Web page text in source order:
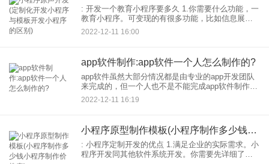
: 开发一个教育小程序要多久 1.你需要什么功能，一
教育小程序。可变现的有很多功能，比如信息展
会，课程购买，还有功能。你需要的功能越多，难
度越大开发就会越大，所以开发需要的时间会稍微
2022-12-11 16:00
app软件制作:app软件一个人怎么制作的?
app软件虽然大部分情况都是由专业的app开发团队
来完成的，但一个人也不是不能完成app软件制作
的，那么app软件一个人怎么制作的呢？ 一、完成
app原型设计。
2022-12-11 16:19
小程序原型制作模板(小程序制作多少钱小程序制作价格表)
: 小程序定制开发的优点 1.满足企业的实际需求。小
程序开发同其他软件系统开发。你需要先详细了解